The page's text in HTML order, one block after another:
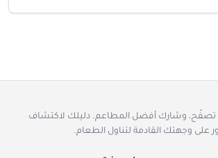
وشارك أفضل المطاعم. دليلك لاكتشاف
على وجهتك القادمة لتناول الطعام.